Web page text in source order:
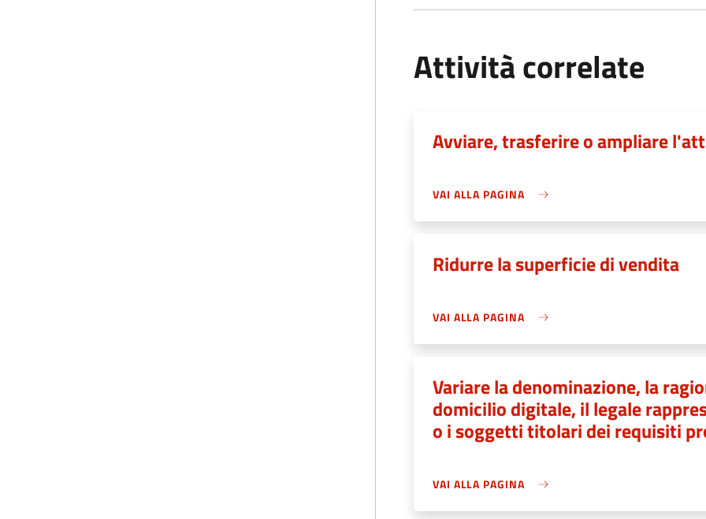
Attività correlate
Avviare, trasferire o ampliare
VAI ALLA PAGINA
Ridurre la superficie di vendita
VAI ALLA PAGINA
Variare la denominazione, la
domicilio digitale, il legale
o i soggetti titolari dei requisiti
VAI ALLA PAGINA